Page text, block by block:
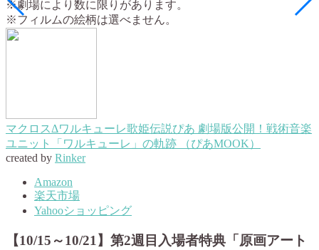
※劇場により数に限りがあります。
※フィルムの絵柄は選べません。
マクロスΔワルキューレ歌姫伝説ぴあ 劇場版公開！戦術音楽
ユニット「ワルキューレ」の軌跡 （ぴあMOOK）
created by Rinker
Amazon
楽天市場
Yahooショッピング
【10/15～10/21】第2週目入場者特典「原画アート